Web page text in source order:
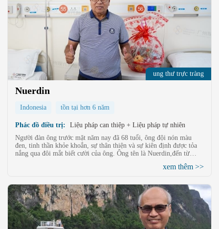
ung thư trực tràng
Nuerdin
Indonesia tồn tại hơn 6 năm
Phác đồ điều trị:
Liệu pháp can thiệp + Liệu pháp tự nhiên
Người đàn ông trước mặt năm nay đã 68 tuổi, ông đội nón màu
đen, tinh thần khỏe khoắn, sự thân thiện và sự kiên định được tỏa
nắng qua đôi mắt biết cười của ông. Ông tên là Nuerdin,đến từ
St.Stamford hiện đại Quảng Châu tái khám sau đại dịch Covid, và
xem thêm >>